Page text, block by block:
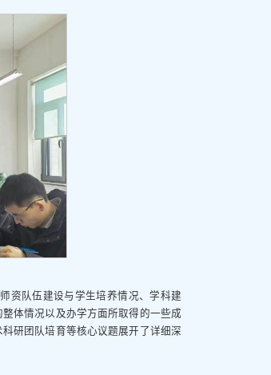
资队伍建设与学生培养情况、学科建
体情况以及办学方面所取得的一些成
研团队培育等核心议题展开了详细深